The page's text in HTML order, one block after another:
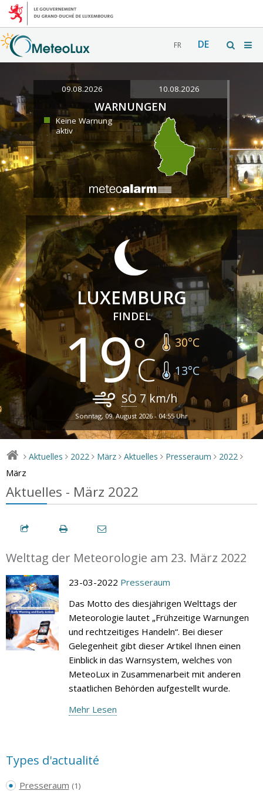
FR DE
09.08.2026 10.08.2026
WARNUNGEN
Keine Warnung
aktiv
LUXEMBURG
FINDEL
19 30°C
13°C
SO7 km/h
Sonntag, 09. August 2026 - 04:55 Uhr
> Aktuelles > 2022 > März > Aktuelles > Presseraum > 2022 >
März
Aktuelles - März 2022
Welttag der Meteorologie am 23. März 2022
23-03-2022 Presseraum
Das Motto des diesjährigen Welttags der
Meteorologie lautet „Frühzeitige Warnungen
und rechtzeitiges Handeln“. Bei dieser
Gelegenheit gibt dieser Artikel Ihnen einen
Einblick in das Warnsystem, welches von
MeteoLux in Zusammenarbeit mit anderen
staatlichen Behörden aufgestellt wurde.
Mehr Lesen
Types d'actualité
Presseraum (1)